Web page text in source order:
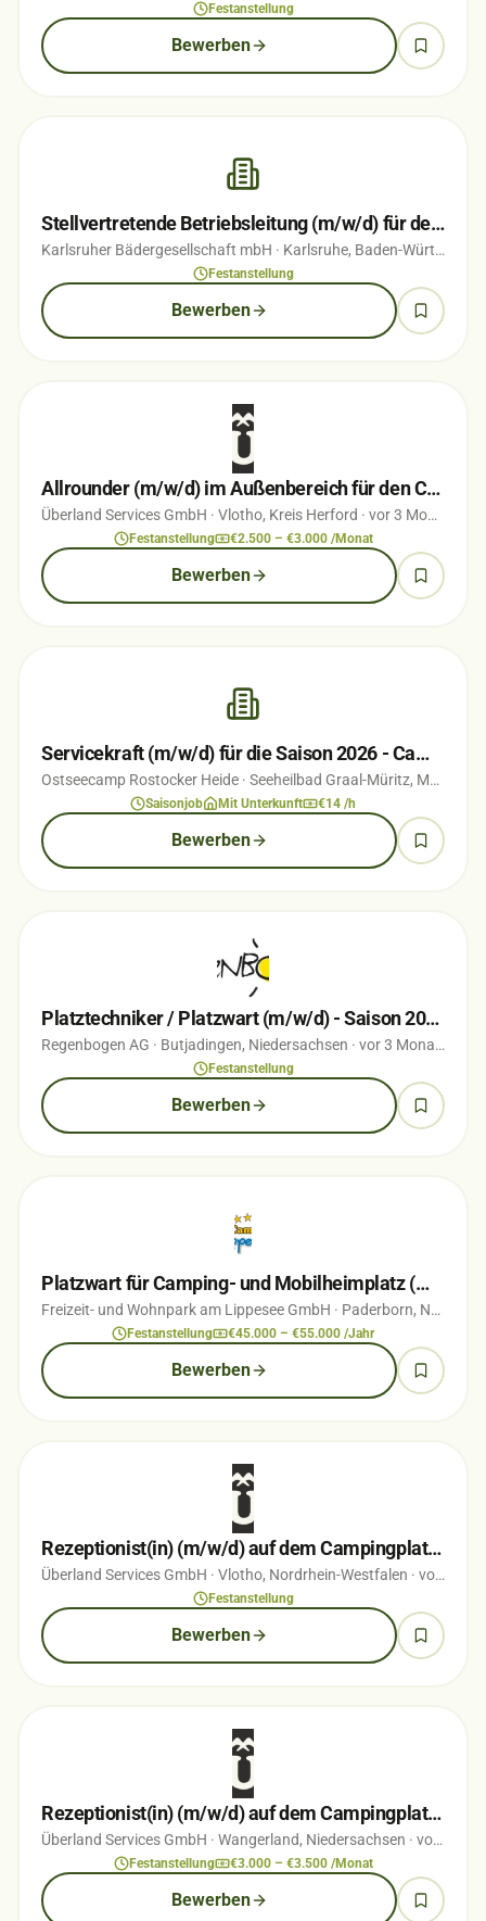
Festanstellung
Bewerben
Stellvertretende Betriebsleitung (m/w/d) für den Campingplatz Durlach
Karlsruher Bädergesellschaft mbH · Karlsruhe, Baden-Württemberg
Festanstellung
Bewerben
Allrounder (m/w/d) im Außenbereich für den Campingplatz ÜBERLAND Vlotho
Überland Services GmbH · Vlotho, Kreis Herford · vor 3 Monaten
Festanstellung €2.500 – €3.000 /Monat
Bewerben
Servicekraft (m/w/d) für die Saison 2026 - Campingplatz direkt an der Ostsee
Ostseecamp Rostocker Heide · Seeheilbad Graal-Müritz, Mecklenburg-Vorpommern
Saisonjob Mit Unterkunft €14 /h
Bewerben
Platztechniker / Platzwart (m/w/d) - Saison 2026
Regenbogen AG · Butjadingen, Niedersachsen · vor 3 Monaten
Festanstellung
Bewerben
Platzwart für Camping- und Mobilheimplatz (m/w/d)
Freizeit- und Wohnpark am Lippesee GmbH · Paderborn, Nordrhein-Westfalen
Festanstellung €45.000 – €55.000 /Jahr
Bewerben
Rezeptionist(in) (m/w/d) auf dem Campingplatz Vlotho
Überland Services GmbH · Vlotho, Nordrhein-Westfalen · vor 3 Wochen
Festanstellung
Bewerben
Rezeptionist(in) (m/w/d) auf dem Campingplatz Hooksiel
Überland Services GmbH · Wangerland, Niedersachsen · vor 3 Monaten
Festanstellung €3.000 – €3.500 /Monat
Bewerben